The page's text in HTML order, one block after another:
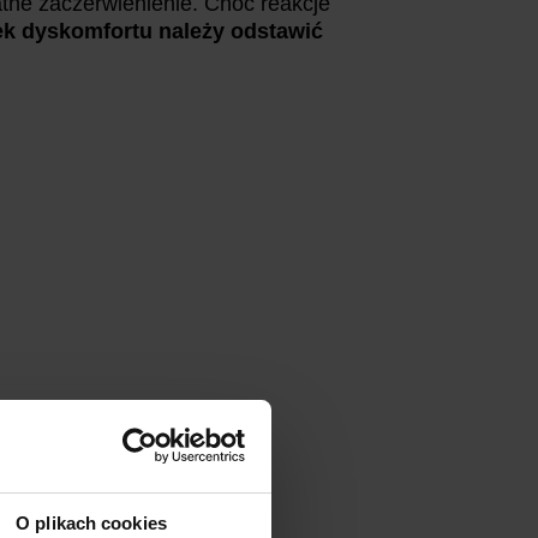
O plikach cookies
dyskomfortu należy odstawić